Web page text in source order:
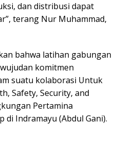
dan distribusi dapat
terang Nur Muhammad,
bahwa latihan gabungan
komitmen
suatu kolaborasi Untuk
Safety, Security, and
Pertamina
di Indramayu (Abdul Gani).